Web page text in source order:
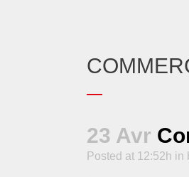
23 Avr
Posted at 12:52h in